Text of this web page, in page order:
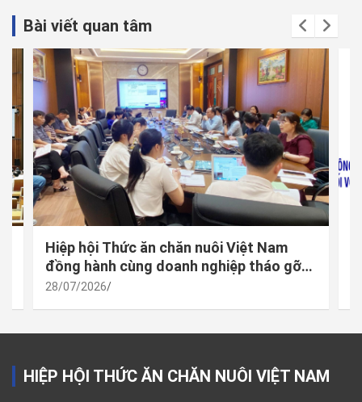
Bài viết quan tâm
Hiệp hội Thức ăn chăn nuôi Việt Nam
đồng hành cùng doanh nghiệp tháo gỡ
vướng mắc trong thực thi quy định mới
28/07/2026
HIỆP HỘI THỨC ĂN CHĂN NUÔI VIỆT NAM